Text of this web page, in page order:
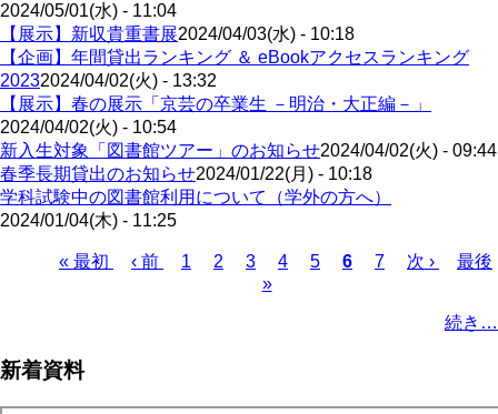
2024/05/01(水) - 11:04
【展示】新収貴重書展2024/04/03(水) - 10:18
【企画】年間貸出ランキング ＆ eBookアクセスランキング
20232024/04/02(火) - 13:32
【展示】春の展示「京芸の卒業生 －明治・大正編－」
2024/04/02(火) - 10:54
新入生対象「図書館ツアー」のお知らせ2024/04/02(火) - 09:44
春季長期貸出のお知らせ2024/01/22(月) - 10:18
学科試験中の図書館利用について（学外の方へ）
2024/01/04(木) - 11:25
送
り
先
ジ
« 最初
前
‹ 前 Page
1 Page
2 Page
3 Page
4 Page
5
カ
ジ
6 Page
7
次
次 ›
最
ー
最後
»
続き…
新着資料